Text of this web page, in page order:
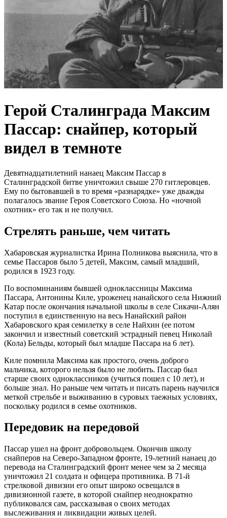
Герой Сталинграда Максим
Пассар: снайпер, который
видел в темноте
Девятнадцатилетний нанаец Максим Пассар в
Сталинградской битве уничтожил свыше 270 гитлеровцев.
Ему по бытовавшей в то время «разнарядке» уже дважды
полагалось звание Героя Советского Союза. Но «ночной
охотник» его так и не получил.
Стрелять раньше, чем читать
Хабаровская журналистка Ирина Полникова выяснила, что в
семье Пассаров было 5 детей, Максим, самый младший,
родился в 1923 году.
По воспоминаниям бывшей одноклассницы Максима
Пассара, Антонины Киле, уроженец нанайского села Нижний
Катар после окончания начальной школы в селе Сикачи-Алян
поступил в единственную на весь Нанайский район
Хабаровского края семилетку в селе Найхин (ее потом
закончил и известный советский эстрадный певец Николай
(Кола) Бельды, который был младше Пассара на 6 лет).
Киле помнила Максима как простого, очень доброго
мальчика, которого нельзя было не любить. Пассар был
старше своих одноклассников (учиться пошел с 10 лет), и
больше знал. Но раньше чем читать и писать парень научился
меткой стрельбе и выживанию в суровых таежных условиях,
поскольку родился в семье охотников.
Передовик на передовой
Пассар ушел на фронт добровольцем. Окончив школу
снайперов на Северо-Западном фронте, 19-летний нанаец до
перевода на Сталинградский фронт менее чем за 2 месяца
уничтожил 21 солдата и офицера противника. В 71-й
стрелковой дивизии его опыт широко освещался в
дивизионной газете, в которой снайпер неоднократно
публиковался сам, рассказывая о своих методах
выслеживания и ликвидации живых целей.